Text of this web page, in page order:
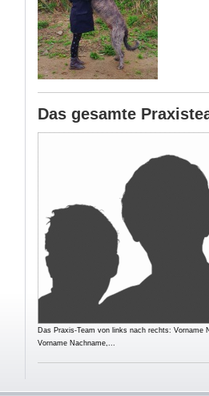
Das gesamte
Das Praxis-Team von links nach rechts: Vorname
Vorname Nachname,...